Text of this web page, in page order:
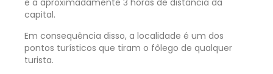
e a aproximadamente 3 horas de distância da
capital.
Em consequência disso, a localidade é um dos
pontos turísticos que tiram o fôlego de qualquer
turista.